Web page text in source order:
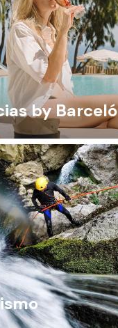
by Barceló